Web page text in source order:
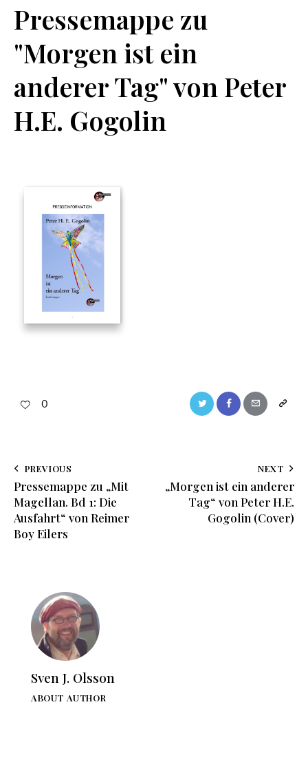
Pressemappe zu
"Morgen ist ein
anderer Tag" von Peter
H.E. Gogolin
0
PREVIOUS
Pressemappe zu „Mit
Magellan. Bd 1: Die
Ausfahrt“ von Reimer
Boy Eilers
NEXT
„Morgen ist ein anderer
Tag“ von Peter H.E.
Gogolin (Cover)
Sven J. Olsson
ABOUT AUTHOR